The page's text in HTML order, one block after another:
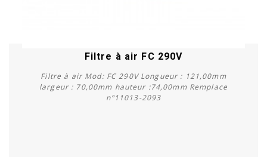
Filtre à air FC 290V
Filtre à air Mod: FC 290V Longueur : 121,00mm
largeur : 70,00mm hauteur :74,00mm Remplace
n°11013-2093